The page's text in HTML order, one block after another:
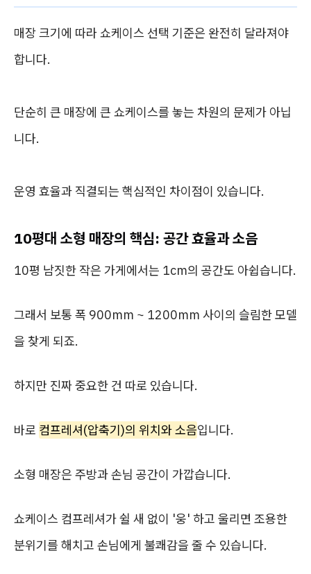
매장 크기에 따라 쇼케이스 선택 기준은 완전히 달라져야
합니다.
단순히 큰 매장에 큰 쇼케이스를 놓는 차원의 문제가 아닙
니다.
운영 효율과 직결되는 핵심적인 차이점이 있습니다.
10평대 소형 매장의 핵심: 공간 효율과 소음
10평 남짓한 작은 가게에서는 1cm의 공간도 아쉽습니다.
그래서 보통 폭 900mm ~ 1200mm 사이의 슬림한 모델
을 찾게 되죠.
하지만 진짜 중요한 건 따로 있습니다.
바로 컴프레셔(압축기)의 위치와 소음입니다.
소형 매장은 주방과 손님 공간이 가깝습니다.
쇼케이스 컴프레셔가 쉴 새 없이 '웅' 하고 울리면 조용한
분위기를 해치고 손님에게 불쾌감을 줄 수 있습니다.